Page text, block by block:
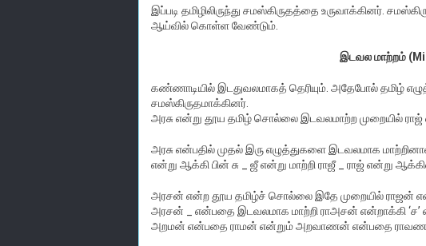
இப்படி தமிழிலிருந்து சமஸ்கிருதத்தை உருவாக்கினர்.
ஆய்வில் கொள்ள வேண்டும்.
இடவல மாற்றம்
கண்ணாடியில் இடதுவலமாகத் தெரியும். அதேபோல் தமிழ்
சமஸ்கிருதமாக்கினர்.
அரசு என்று தூய தமிழ் சொல்லை இடவலமாற்ற முறையில் ராஜ்
அரசு என்பதில் முதல் இரு எழுத்துகளை இடவலமாக
என்று ஆக்கி பின் சு _ ஜீ என்று மாற்றி ராஜீ _ ராஜ் என்று
அரசன் என்ற தூய தமிழ்ச் சொல்லை இதே முறையில் ராஜன்
அரசன் _ என்பதை இடவலமாக மாற்றி ராஅசன் என்றாக்கி
அறமன் என்பதை ராமன் என்றும் அறவாணன் என்பதை